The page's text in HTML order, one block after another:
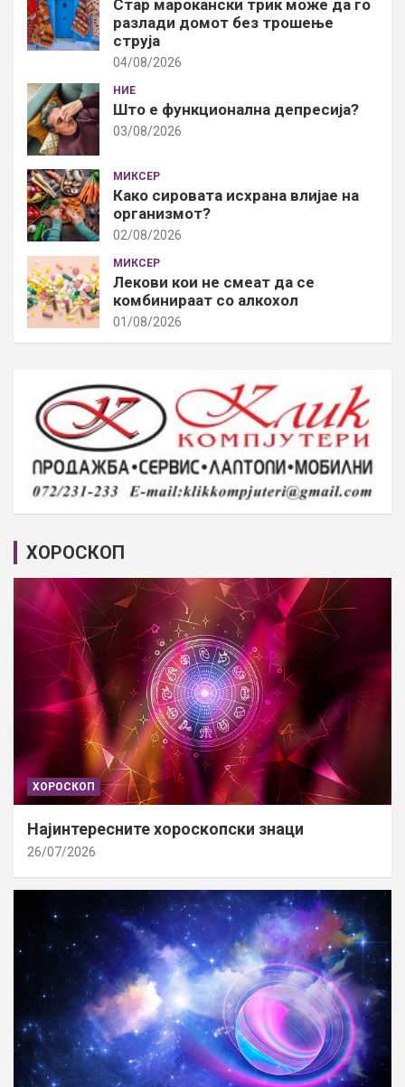
Стар марокански трик може да го
разлади домот без трошење
струја
04/08/2026
НИЕ
Што е функционална депресија?
03/08/2026
МИКСЕР
Како сировата исхрана влијае на
организмот?
02/08/2026
МИКСЕР
Лекови кои не смеат да се
комбинираат со алкохол
01/08/2026
ХОРОСКОП
ХОРОСКОП
Најинтересните хороскопски знаци
26/07/2026